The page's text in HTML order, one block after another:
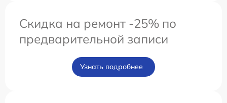
Скидка на ремонт -25% по
предварительной записи
Узнать подробнее